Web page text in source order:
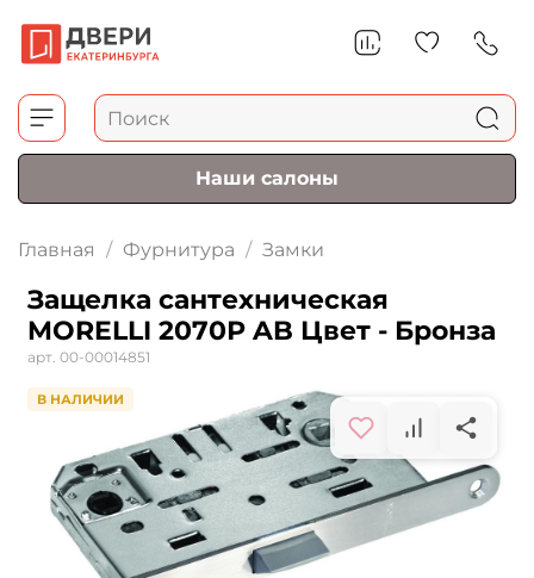
Наши салоны
Главная Фурнитура Замки
Защелка сантехническая
MORELLI 2070Р AB Цвет - Бронза
арт. 00-00014851
В НАЛИЧИИ